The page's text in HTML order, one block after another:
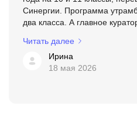
Синергии. Программа
два класса. А главное
предупреждение, пото...
Читать далее
Ирина
18 мая 2026